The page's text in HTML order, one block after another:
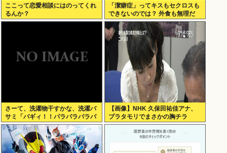
ここって恋愛相談にはのってくれ
るんか？
「潔癖症」ってキスもセクロスも
できないのでは？ 外食も無理だ
ろ。
さーて、洗濯物干すかな、洗濯バ
サミ「バギィ！！パラパラパラパ
ラ」
【画像】NHK 久保田祐佳アナ、
ブラタモリでまさかの胸チラ